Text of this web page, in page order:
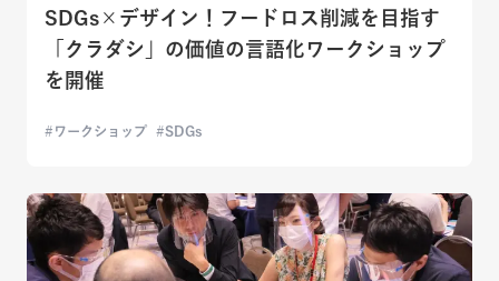
SDGs×デザイン！フードロス削減を目指す
「クラダシ」の価値の言語化ワークショップ
を開催
ワークショップ SDGs